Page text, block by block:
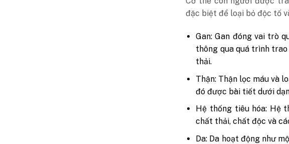
đặc biệt để loại bỏ độc tố
Gan: Gan đóng vai trò
thông qua quá trình
thải.
Thận: Thận lọc máu và
đó được bài tiết dưới
Hệ thống tiêu hóa: Hệ
chất thải, chất độc và
Da: Da hoạt động như